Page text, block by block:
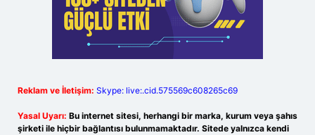
Reklam ve İletişim: Skype: live:.cid.575569c608265c69
Yasal Uyarı: Bu internet sitesi, herhangi bir marka, kurum veya şahıs
şirketi ile hiçbir bağlantısı bulunmamaktadır. Sitede yalnızca kendi